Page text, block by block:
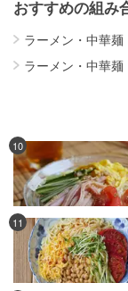
おすすめの組み
ラーメン・中華麺
ラーメン・中華麺
中華料理×ラーメ
ラーメン・中華麺
ラーメン・中華麺
10
11